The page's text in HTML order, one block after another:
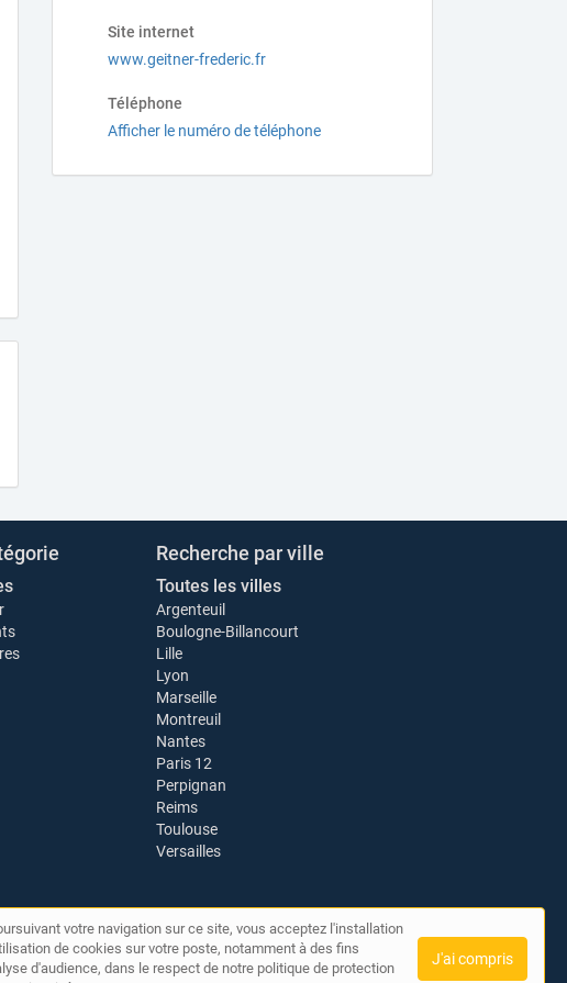
Site internet
www.geitner-frederic.fr
Téléphone
Afficher le numéro de téléphone
Recherche par ville
Toutes les villes
Argenteuil
Boulogne-Billancourt
Lille
Lyon
Marseille
Montreuil
Nantes
Paris 12
Perpignan
Reims
Toulouse
Versailles
Contact
votre navigation sur ce site, vous acceptez l'installation
de cookies sur votre poste, notamment à des fins
d'audience, dans le respect de notre politique de protection
J'ai compris